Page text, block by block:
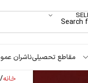
مقاطع تحصیلیناشران
خانه